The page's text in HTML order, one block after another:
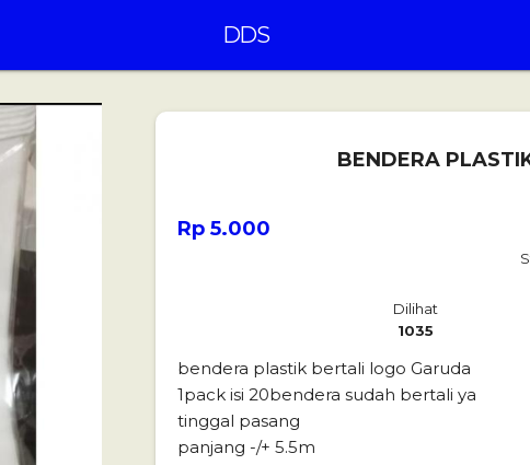
DDS
BENDERA
Rp 5.000
Dilihat
1035
bendera plastik bertali logo Garuda
1pack isi 20bendera sudah bertali ya
tinggal pasang
panjang -/+ 5.5m